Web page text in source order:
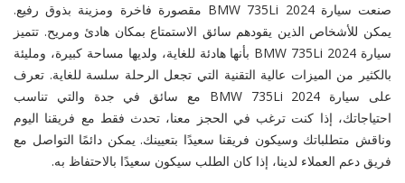
صنعت سيارة BMW 735Li 2024 مقصورة فاخرة ومزينة بذوق رفيع.
يمكن للأشخاص الذين يقودهم سائق الاستمتاع بمكان هادئ ومريح. تتميز
سيارة BMW 735Li 2024 بأنها هادئة للغاية، ولديها مساحة كبيرة، ومليئة
بالكثير من الميزات عالية التقنية التي تجعل الرحلة سلسة للغاية. تعرف
على سيارة BMW 735Li 2024 مع سائق في جدة والتي تناسب
احتياجاتك، إذا كنت ترغب في الحجز معنا، تحدث فقط مع فريقنا اليوم
وناقش متطلباتك وسيكون فريقنا سعيدًا بتعيينك. يمكن دائمًا التواصل مع
فريق دعم العملاء لدينا، إذا كان الطلب سيكون سعيدًا بالاحتفاظ به.